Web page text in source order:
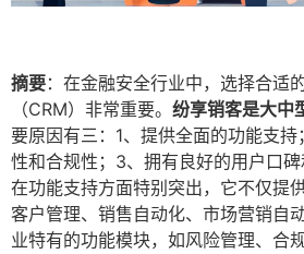
摘要：在金融安全行业中，选择合适
（CRM）非常重要。 纷享销客是大中
要原因有三：1、提供全面的功能支
性和合规性；3、拥有良好的用户口
在功能支持方面特别突出，它不仅提
客户管理、销售自动化、市场营销自
业特有的功能模块，如风险管理、合